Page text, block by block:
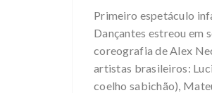
Primeiro espetáculo
Dançantes estreou em
coreografia de Alex
artistas brasileiros:
coelho sabichão),